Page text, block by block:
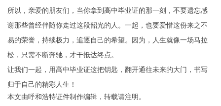
所以，亲爱的朋友们，当你拿到高中毕业证的那一刻，不要遗忘感
谢那些曾经伴随你走过这段韶光的人。一起，也要爱惜这份来之不
易的荣誉，持续极力，追逐自己的希望。因为，人生就像一场马拉
松，只需不断奔驰，才干抵达终点。
让我们一起，用高中毕业证这把钥匙，翻开通往未来的大门，书写
归于自己的精彩人生！
本文由呼和浩特证件制作编辑，转载请注明。